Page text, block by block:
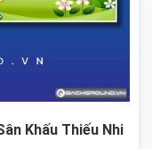
Khấu Thiếu Nhi